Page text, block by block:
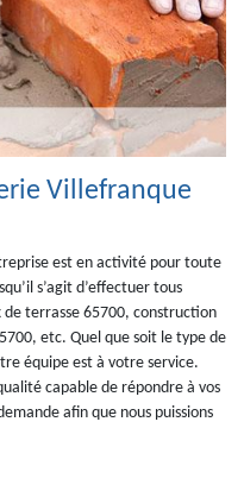
Villefranque
est en activité pour toute
s’agit d’effectuer tous
terrasse 65700, construction
etc. Quel que soit le type de
équipe est à votre service.
capable de répondre à vos
afin que nous puissions